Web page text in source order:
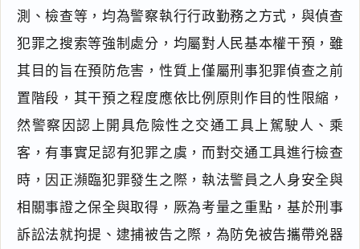
測、檢查等，均為警察執行行政勤務之方式，與偵查
犯罪之搜索等強制處分，均屬對人民基本權干預，雖
其目的旨在預防危害，性質上僅屬刑事犯罪偵查之前
置階段，其干預之程度應依比例原則作目的性限縮，
然警察因認上開具危險性之交通工具上駕駛人、乘
客，有事實足認有犯罪之虞，而對交通工具進行檢查
時，因正瀕臨犯罪發生之際，執法警員之人身安全與
相關事證之保全與取得，厥為考量之重點，基於刑事
訴訟法就拘提、逮捕被告之際，為防免被告攜帶兇器